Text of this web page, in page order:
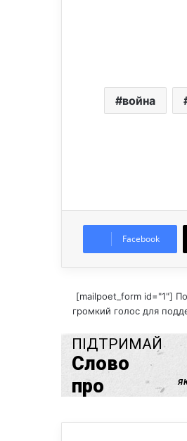
война
Facebook
[mailpoet_form id="1"]
громкий голос для